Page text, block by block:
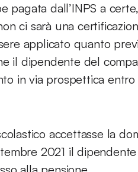
pagata dall’INPS a
ci sarà una
applicato quanto
il dipendente del
in via prospettica entro
accettasse la
2021 il